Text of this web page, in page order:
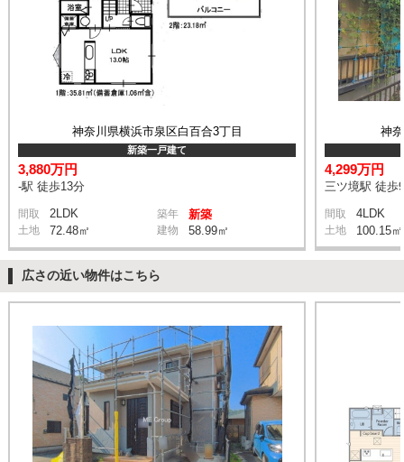
神奈川県横浜市泉区白百合3丁目
新築一戸建て
3,880万円
-駅 徒歩13分
間取 2LDK 築年 新築
土地 72.48㎡ 建物 58.99㎡
神
4,299万円
三ツ境駅 徒歩
間取 4LDK
土地 100.15㎡
広さの近い物件はこちら